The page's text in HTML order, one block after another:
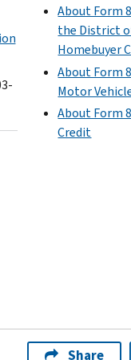
About Form
the District
Homebuyer
About Form
Motor
About Form
Credit
Share